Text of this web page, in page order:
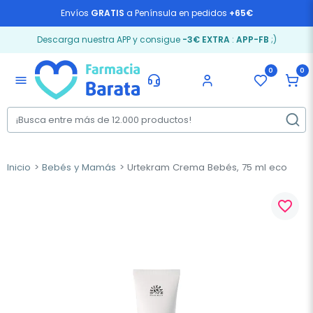
Envíos GRATIS a Península en pedidos +65€
Descarga nuestra APP y consigue -3€ EXTRA: APP-FB ;)
menu
0 0
Inicio Bebés y Mamás Urtekram Crema Bebés, 75 ml eco
favorite_border